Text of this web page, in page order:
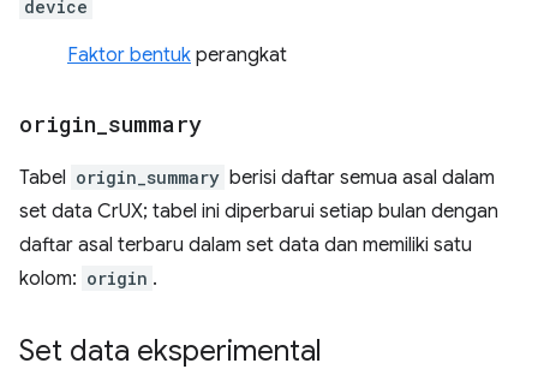
device
Faktor bentuk perangkat
origin summary
Tabel origin_summary berisi daftar semua asal dalam
set data CrUX; tabel ini diperbarui setiap bulan dengan
daftar asal terbaru dalam set data dan memiliki satu
kolom: origin .
Set data eksperimental